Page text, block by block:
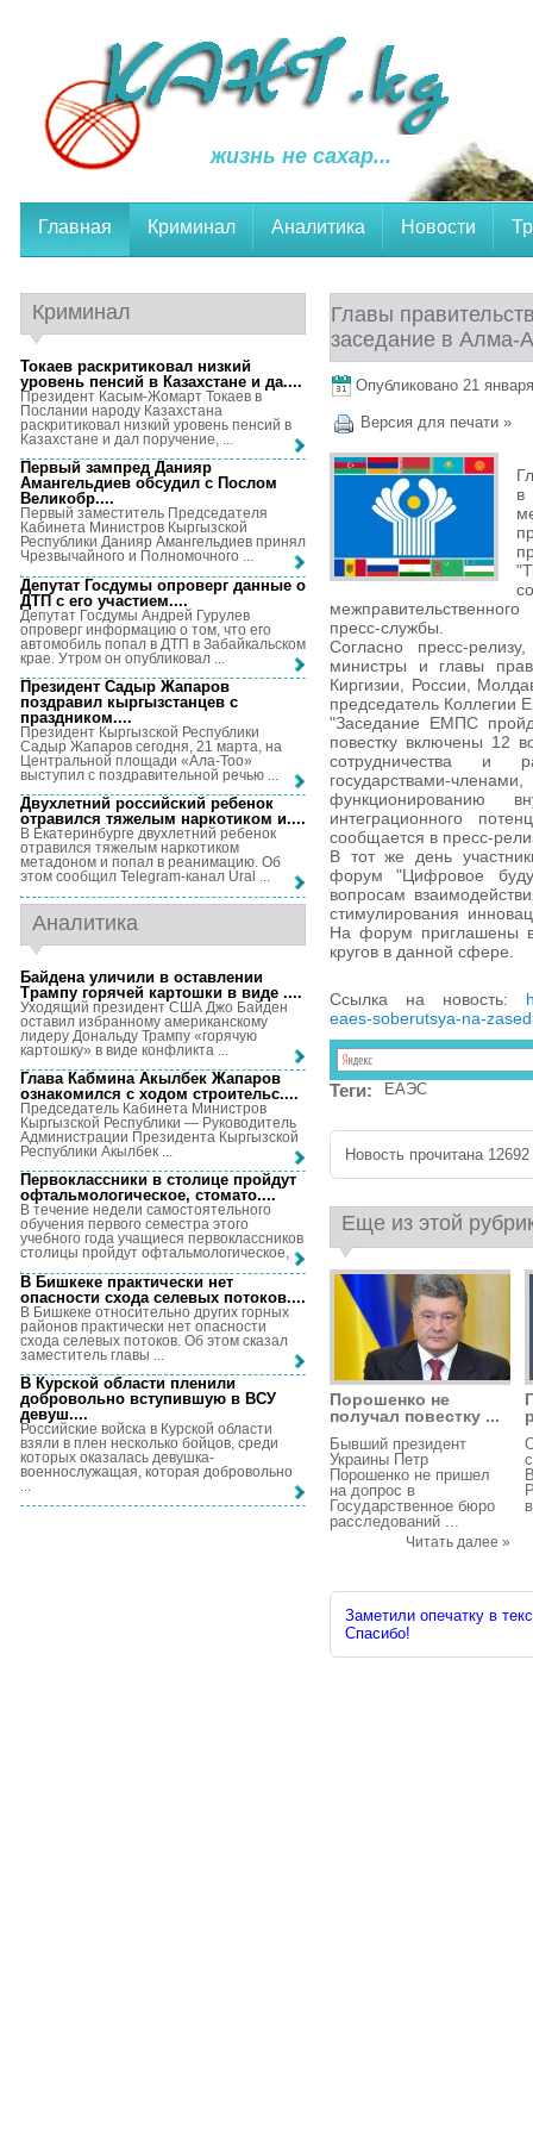
жизнь не сахар...
Главная Криминал Аналитика Новости
Главы
заседание в Алма-
Опубликовано 21
Версия для печати »
пресс-службы.
Согласно пресс-
министры и главы
Киргизии, России,
председатель Коллегии
"Заседание ЕМПС
повестку включены 12
сотрудничества и
государствами-
функционированию
интеграционного
сообщается в пресс-
В тот же день
форум "Цифровое
вопросам
стимулирования
На форум приглашены
кругов в данной сфере.
Ссылка на новость:
eaes-soberutsya-na-
Теги: ЕАЭС
Новость прочитана 12692
Еще из этой
Порошенко не
получал повестку ...
Бывший президент
Украины Петр
Порошенко не пришел
на допрос в
Государственное бюро
расследований ...
Читать далее »
Заметили опечатку в
Спасибо!
Криминал
Токаев раскритиковал низкий
уровень пенсий в Казахстане и да....
Президент Касым-Жомарт Токаев в
Послании народу Казахстана
раскритиковал низкий уровень пенсий в
Казахстане и дал поручение, ...
Первый зампред Данияр
Амангельдиев обсудил с Послом
Великобр....
Первый заместитель Председателя
Кабинета Министров Кыргызской
Республики Данияр Амангельдиев принял
Чрезвычайного и Полномочного ...
Депутат Госдумы опроверг данные о
ДТП с его участием....
Депутат Госдумы Андрей Гурулев
опроверг информацию о том, что его
автомобиль попал в ДТП в Забайкальском
крае. Утром он опубликовал ...
Президент Садыр Жапаров
поздравил кыргызстанцев с
праздником....
Президент Кыргызской Республики
Садыр Жапаров сегодня, 21 марта, на
Центральной площади «Ала-Тоо»
выступил с поздравительной речью ...
Двухлетний российский ребенок
отравился тяжелым наркотиком и....
В Екатеринбурге двухлетний ребенок
отравился тяжелым наркотиком
метадоном и попал в реанимацию. Об
этом сообщил Telegram-канал Ural ...
Аналитика
Байдена уличили в оставлении
Трампу горячей картошки в виде ....
Уходящий президент США Джо Байден
оставил избранному американскому
лидеру Дональду Трампу «горячую
картошку» в виде конфликта ...
Глава Кабмина Акылбек Жапаров
ознакомился с ходом строительс....
Председатель Кабинета Министров
Кыргызской Республики — Руководитель
Администрации Президента Кыргызской
Республики Акылбек ...
Первоклассники в столице пройдут
офтальмологическое, стомато....
В течение недели самостоятельного
обучения первого семестра этого
учебного года учащиеся первоклассников
столицы пройдут офтальмологическое, ...
В Бишкеке практически нет
опасности схода селевых потоков....
В Бишкеке относительно других горных
районов практически нет опасности
схода селевых потоков. Об этом сказал
заместитель главы ...
В Курской области пленили
добровольно вступившую в ВСУ
девуш....
Российские войска в Курской области
взяли в плен несколько бойцов, среди
которых оказалась девушка-
военнослужащая, которая добровольно
...